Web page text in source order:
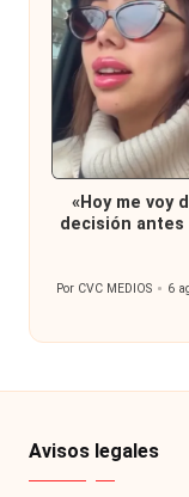
Publicada
en
«Hoy me voy
decisión
Publicado
Por CVC MEDIOS 6
Avisos legales